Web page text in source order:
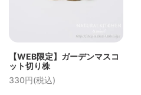
【WEB限定】ガーデンマスコ
ット切り株
330円(税込)